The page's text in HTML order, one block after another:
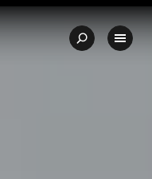
relación calidad-precio